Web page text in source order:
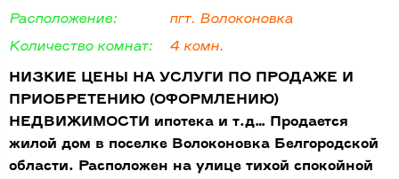
Расположение: пгт. Волоконовка
Количество комнат: 4 комн.
НИЗКИЕ ЦЕНЫ НА УСЛУГИ ПО ПРОДАЖЕ И
ПРИОБРЕТЕНИЮ (ОФОРМЛЕНИЮ)
НЕДВИЖИМОСТИ ипотека и т.д… Продается
жилой дом в поселке Волоконовка Белгородской
области. Расположен на улице тихой спокойной